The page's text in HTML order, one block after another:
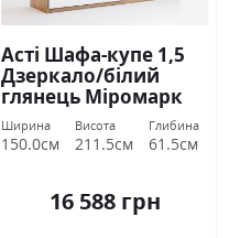
Асті Шафа-купе 1,5
Дзеркало/білий
глянець Міромарк
Ширина
150.0см
Висота
211.5см
Глибина
61.5см
16 588 грн